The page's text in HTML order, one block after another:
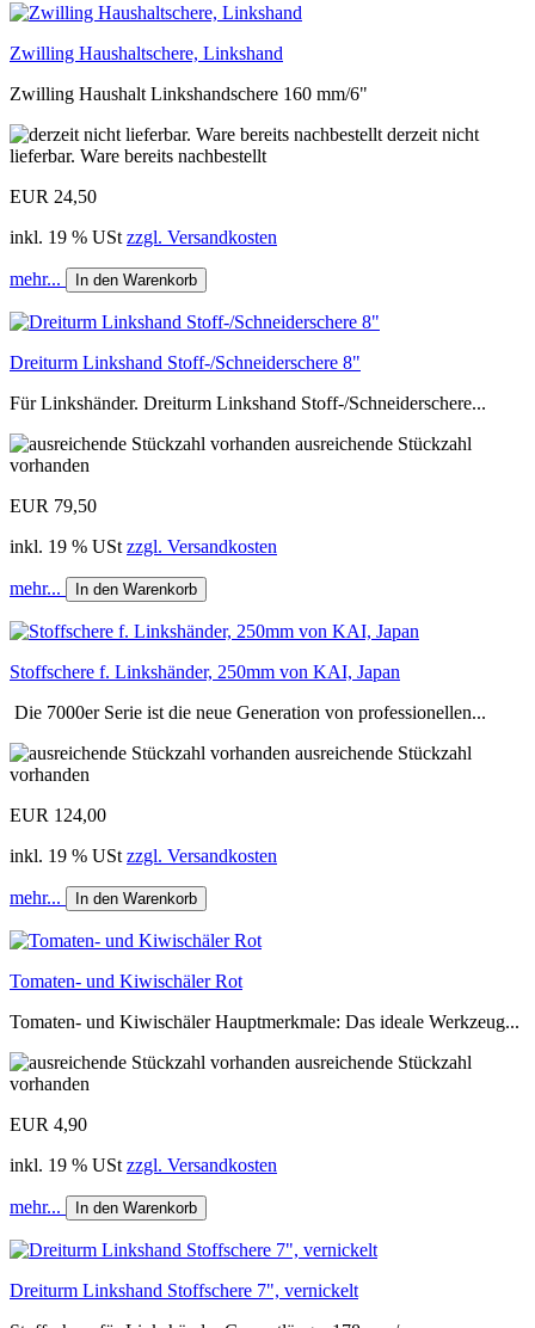
Zwilling Haushaltschere, Linkshand
Zwilling Haushalt Linkshandschere 160 mm/6"
derzeit nicht
lieferbar. Ware bereits nachbestellt
EUR 24,50
inkl. 19 % USt zzgl. Versandkosten
mehr... In den Warenkorb
Dreiturm Linkshand Stoff-/Schneiderschere 8"
Für Linkshänder. Dreiturm Linkshand Stoff-/Schneiderschere...
ausreichende Stückzahl
vorhanden
EUR 79,50
inkl. 19 % USt zzgl. Versandkosten
mehr... In den Warenkorb
Stoffschere f. Linkshänder, 250mm von KAI, Japan
Die 7000er Serie ist die neue Generation von professionellen...
ausreichende Stückzahl
vorhanden
EUR 124,00
inkl. 19 % USt zzgl. Versandkosten
mehr... In den Warenkorb
Tomaten- und Kiwischäler Rot
Tomaten- und Kiwischäler Hauptmerkmale: Das ideale Werkzeug...
ausreichende Stückzahl
vorhanden
EUR 4,90
inkl. 19 % USt zzgl. Versandkosten
mehr... In den Warenkorb
Dreiturm Linkshand Stoffschere 7", vernickelt